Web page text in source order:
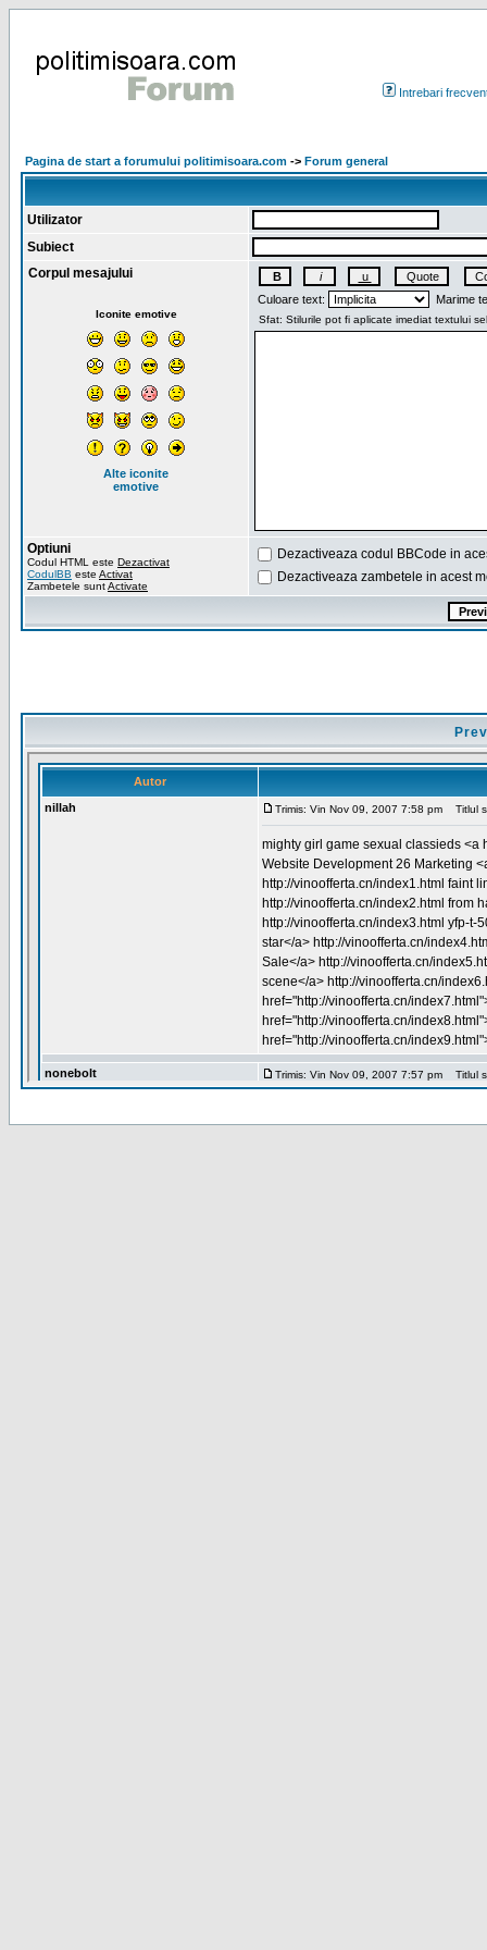
Intrebari
Pagina de start a forumului politimisoara.com -> Forum general
Utilizator
Subiect
Corpul mesajului
Iconite emotive
Alte iconite
emotive
Culoare text: Marime
Optiuni
Codul HTML este Dezactivat
CodulBB este Activat
Zambetele suntActivate
Dezactiveaza codul BBCode in
Dezactiveaza zambetele in acest